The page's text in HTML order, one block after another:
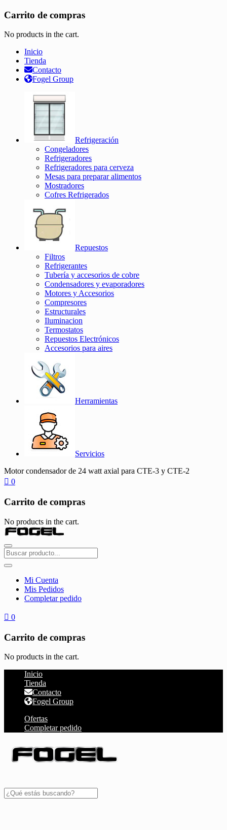
Carrito de compras
No products in the cart.
Inicio
Tienda
Contacto
Fogel Group
Refrigeración
Congeladores
Refrigeradores
Refrigeradores para cerveza
Mesas para preparar alimentos
Mostradores
Cofres Refrigerados
Repuestos
Filtros
Refrigerantes
Tubería y accesorios de cobre
Condensadores y evaporadores
Motores y Accesorios
Compresores
Estructurales
Iluminacion
Termostatos
Repuestos Electrónicos
Accesorios para aires
Herramientas
Servicios
Motor condensador de 24 watt axial para CTE-3 y CTE-2
0
Carrito de compras
No products in the cart.
Mi Cuenta
Mis Pedidos
Completar pedido
0
Carrito de compras
No products in the cart.
Inicio
Tienda
Contacto
Fogel Group
Ofertas
Completar pedido